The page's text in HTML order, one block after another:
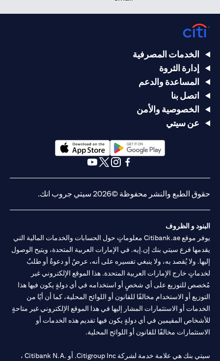
الخدمات المصرفية
إدارة الثروة
المساعدة والدعم
اتصل بنا
الخصوصية والأمن
عن سيتي
opens in a new tab
opens in a new tab
حقوق الطبع والنشر محفوظة ©2026 سيتي جروب انك.
البنود و الظروف
يوفر موقع Citibank.ae معلوماتٍ حول الحسابات والخدمات المالية التي
يقدمها فرع سيتي بنك إن.إيه. في الإمارات العربية المتحدة، ويتيح الوصول
إليها. ولا يُقصد به، ولا ينبغي تفسيره على أنه، عرضٌ أو دعوةٌ أو طلبٌ
لخدماتٍ خارج الإمارات العربية المتحدة. هذا الموقع الإلكتروني غير
مُخصص للتوزيع على أي شخصٍ أو استخدامه في أي دولةٍ يكون فيها هذا
التوزيع أو الاستخدام مخالفًا للقانون أو اللوائح المحلية، كما أن أيًا من
الخدمات أو الاستثمارات المشار إليها في هذا الموقع الإلكتروني غير متاحةٍ
للأشخاص المقيمين في أي دولةٍ يكون فيها تقديم هذه الخدمات أو
الاستثمارات مخالفًا للقانون أو اللوائح المحلية.
سيتي بنك هي علامة خدمة لشركة Citigroup Inc. أو .Citibank N.A ،